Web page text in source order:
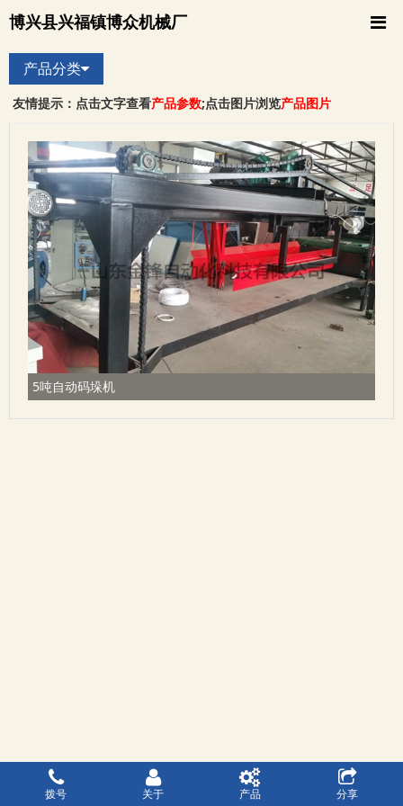
博兴县兴福镇博众机械厂
产品分类
友情提示：点击文字查看产品参数;点击图片浏览产品图片
5吨自动码垛机
拨号 关于 产品 分享